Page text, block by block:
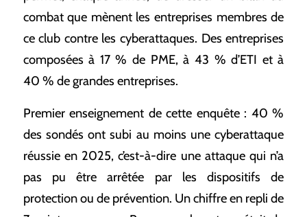
combat que mènent les entreprises membres de
ce club contre les cyberattaques. Des entreprises
composées à 17 % de PME, à 43 % d’ETI et à
40 % de grandes entreprises.
Premier enseignement de cette enquête : 40 %
des sondés ont subi au moins une cyberattaque
réussie en 2025, c’est-à-dire une attaque qui n’a
pas pu être arrêtée par les dispositifs de
protection ou de prévention. Un chiffre en repli de